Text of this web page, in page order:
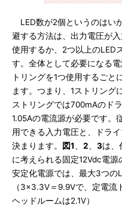
LED数が2個というのはい
避する方法は、出力電圧が
使用するか、2つ以上のLED
す。全体として必要になる
トリングを1つ使用するごと
ます。つまり、1ストリング
ストリングでは700mAのド
1.05Aの電流源が必要です。
用できる入力電圧と、ドラ
決まります。
図1 2 3は、
に考えられる固定12Vdc電
安定化電源では、最大3つの
（3×3.3V＝9.9Vで、定電流
ヘッドルームは2.1V）